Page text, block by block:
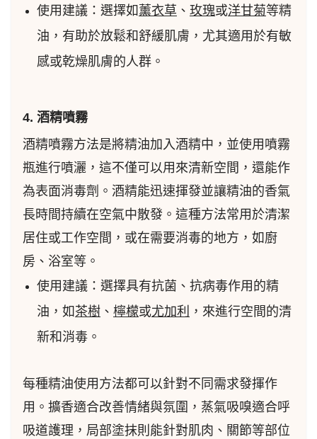
使用建議：選擇如 薰衣草 、 玫瑰或洋甘菊等精
油，有助於放鬆和舒緩肌膚，尤其適用於有敏
感或乾燥肌膚的人群。
4. 酒精噴霧
酒精噴霧方法是將精油加入酒精中，並使用噴霧
瓶進行噴灑，這不僅可以用來清新空間，還能作
為表面消毒劑。酒精能迅速揮發並讓精油的香氣
長時間持續在空氣中散發。這種方法常用於清潔
居住或工作空間，或在需要消毒的地方，如廚
房、浴室等。
使用建議：選擇具有抗菌、抗病毒作用的精
油，如 茶樹 、 檸檬或尤加利
，來進行空間的清
新和消毒。
每種精油使用方法都可以針對不同需求發揮作
用。擴香適合改善情緒與氛圍，蒸氣吸嗅適合呼
吸道護理，局部塗抹則能針對肌肉、關節等部位